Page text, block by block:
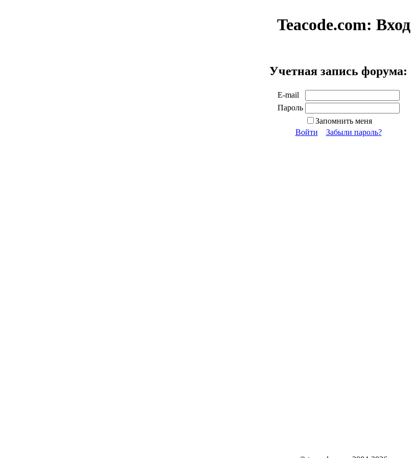
Teacode.com: Вход
Учетная запись форума:
E-mail
Пароль
Запомнить меня
Войти
Забыли пароль?